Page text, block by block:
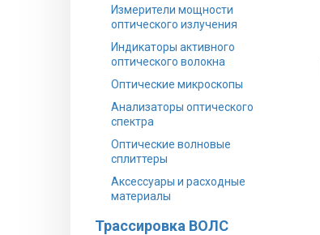
Измерители мощности
оптического излучения
Индикаторы активного
оптического волокна
Оптические микроскопы
Анализаторы оптического
спектра
Оптические волновые
сплиттеры
Аксессуары и расходные
материалы
Трассировка ВОЛС